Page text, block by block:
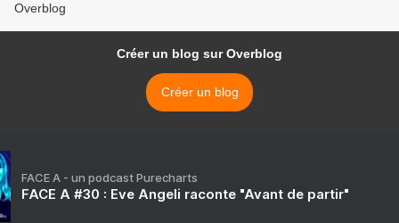
Overblog
Créer un blog sur Overblog
Créer un blog
FACE A - un podcast Purecharts
FACE A #30 : Eve Angeli raconte "Avant de partir"